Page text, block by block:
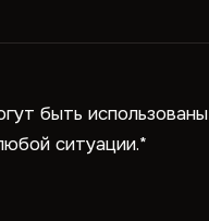
быть использованы
ситуации.*